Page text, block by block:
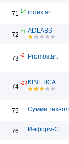
71 14 index.art
72 21 ADLABS
73 -2 Promostart
74 -24KINETICA
75 Сумма
76 Информ-С